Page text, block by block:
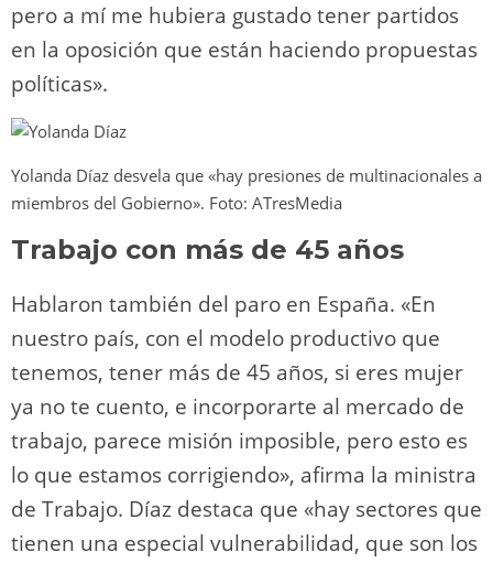
pero a mí me hubiera gustado tener partidos
en la oposición que están haciendo propuestas
políticas».
Yolanda Díaz desvela que «hay presiones de multinacionales a
miembros del Gobierno». Foto: ATresMedia
Trabajo con más de 45 años
Hablaron también del paro en España. «En
nuestro país, con el modelo productivo que
tenemos, tener más de 45 años, si eres mujer
ya no te cuento, e incorporarte al mercado de
trabajo, parece misión imposible, pero esto es
lo que estamos corrigiendo», afirma la ministra
de Trabajo. Díaz destaca que «hay sectores que
tienen una especial vulnerabilidad, que son los